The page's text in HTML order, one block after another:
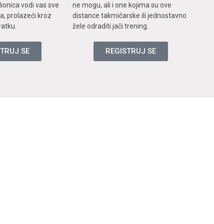
vodi vas sve
prolazeći kroz
SE
ne mogu, ali i one kojima su ove
distance takmičarske ili jednostavno
žele odraditi jači trening.
REGISTRUJ SE